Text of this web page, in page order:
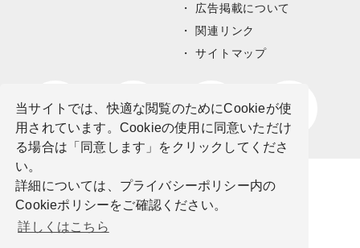
当サイトでは、快適な閲覧のためにCookieが使
用されています。Cookieの使用に同意いただけ
る場合は「同意します」をクリックしてくださ
い。
詳細については、プライバシーポリシー内の
Cookieポリシーをご確認ください。
詳しくはこちら
広告掲載について
関連リンク
サイトマップ